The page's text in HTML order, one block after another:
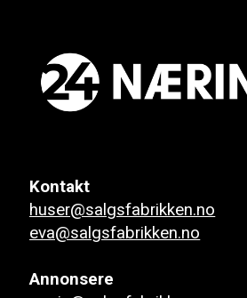
Kontakt
huser@salgsfabrikken.no
eva@salgsfabrikken.no
Annonsere